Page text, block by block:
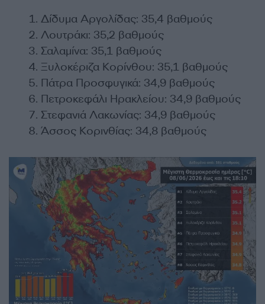
Δίδυμα Αργολίδας: 35,4 βαθμούς
Λουτράκι: 35,2 βαθμούς
Σαλαμίνα: 35,1 βαθμούς
Ξυλοκέριζα Κορίνθου: 35,1 βαθμούς
Πάτρα Προσφυγικά: 34,9 βαθμούς
Πετροκεφάλι Ηρακλείου: 34,9 βαθμούς
Στεφανιά Λακωνίας: 34,9 βαθμούς
Άσσος Κορινθίας: 34,8 βαθμούς